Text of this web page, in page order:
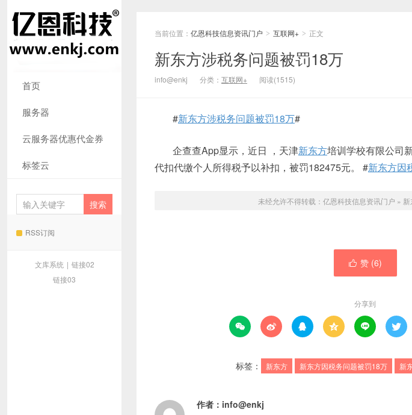
首页
服务器
云服务器优惠代金券
标签云
RSS订阅
文库系统 | 链接02
链接03
当前位置： 亿恩科技信息资讯门户 > 互联网+ > 正文
新东方涉税务问题被罚18万
info@enkj 分类： 互联网+ 阅读(1515)
#新东方涉税务问题被罚18万#
企查查App显示，近日 ，天津新东方培训学校有限公司
代扣代缴个人所得税予以补扣，被罚182475元。 ​#新东方因
未经允许不得转载： 亿恩科技信息资讯门户 »
 赞 (6)
分享到
     
标签： 新东方 新东方因税务问题被罚18万 新
作者： info@enkj